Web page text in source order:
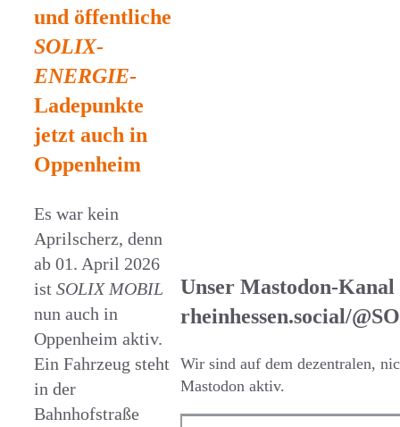
und öffentliche
SOLIX-
ENERGIE-
Ladepunkte
jetzt auch in
Oppenheim
Es war kein
Aprilscherz, denn
ab 01. April 2026
ist SOLIX MOBIL
nun auch in
Oppenheim aktiv.
Ein Fahrzeug steht
in der
Bahnhofstraße
Unser Mastodon-Kanal
rheinhessen.social/
Wir sind auf dem dezentralen,
Mastodon aktiv.